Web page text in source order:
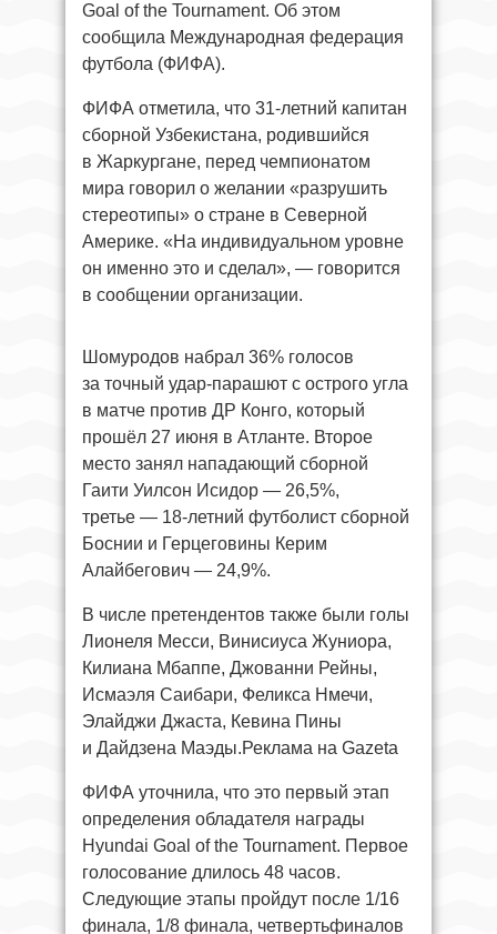
Goal of the Tournament. Об этом
сообщила Международная федерация
футбола (ФИФА).
ФИФА отметила, что 31-летний капитан
сборной Узбекистана, родившийся
в Жаркургане, перед чемпионатом
мира говорил о желании «разрушить
стереотипы» о стране в Северной
Америке. «На индивидуальном уровне
он именно это и сделал», — говорится
в сообщении организации.
Шомуродов набрал 36% голосов
за точный удар-парашют с острого угла
в матче против ДР Конго, который
прошёл 27 июня в Атланте. Второе
место занял нападающий сборной
Гаити Уилсон Исидор — 26,5%,
третье — 18-летний футболист сборной
Боснии и Герцеговины Керим
Алайбегович — 24,9%.
В числе претендентов также были голы
Лионеля Месси, Винисиуса Жуниора,
Килиана Мбаппе, Джованни Рейны,
Исмаэля Саибари, Феликса Нмечи,
Элайджи Джаста, Кевина Пины
и Дайдзена Маэды.Реклама на Gazeta
ФИФА уточнила, что это первый этап
определения обладателя награды
Hyundai Goal of the Tournament. Первое
голосование длилось 48 часов.
Следующие этапы пройдут после 1/16
финала, 1/8 финала, четвертьфиналов